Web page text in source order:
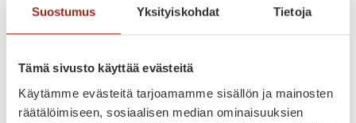
Suostumus Yksityiskohdat Tietoja
Tämä sivusto käyttää evästeitä
Käytämme evästeitä tarjoamamme sisällön ja mainosten
räätälöimiseen, sosiaalisen median ominaisuuksien
nykyaikainen keittiö sekä esteetön
kylpyhuone. Kauniisti sisustetuista
yleistiloista löytyvät kahvila, ravintola,
kirjasto, sauna- ja allasosasto sekä
kuntosali.